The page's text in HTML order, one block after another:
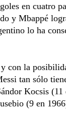
en cuatro
y Mbappé
lo ha
con la
tan sólo
Kocsis (11
(9 en